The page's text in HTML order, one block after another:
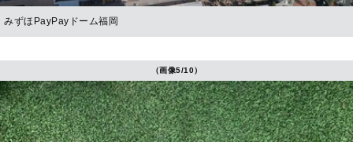
みずほPayPayドーム福岡
（画像5/10）